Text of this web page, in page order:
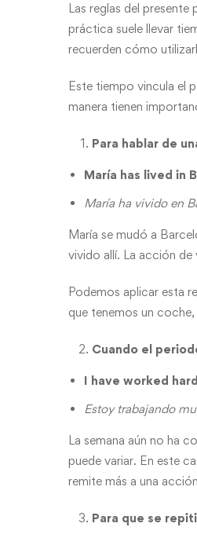
Las reglas del presente
práctica suele llevar
recuerden cómo
Este tiempo vincula el
manera tienen
Para hablar de
María has lived in
María ha vivido en
María se mudó a
vivido allí. La acción
Podemos aplicar esta
que tenemos un
Cuando el
I have worked
Estoy trabajando
La semana aún no ha
puede variar. En este
remite más a una
Para que se